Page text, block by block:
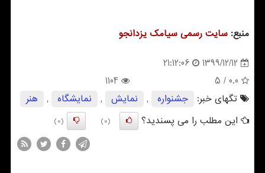
منبع: سایت رسمی سیامك یزدانجو
1399/12/12
21:12:06
0.0
/ 5
1104
تگهای خبر:
جشنواره , نمایش , نمایشگاه ,
هنر
این مطلب را می پسندید؟
(0)
(0)